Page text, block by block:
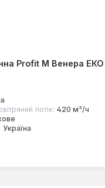
Profit M Венера
потік: 420 м³/ч
Україна